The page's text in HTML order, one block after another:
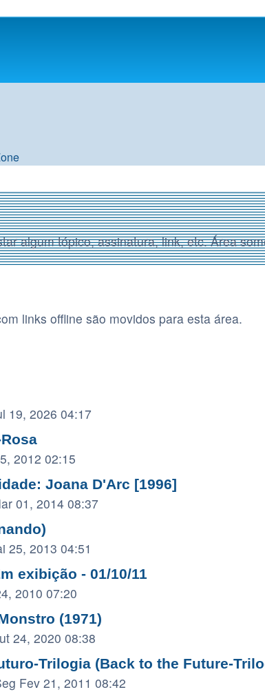
algum tópico, assinatura, link, etc. Área
links offline são movidos para esta área.
19, 2026 04:17
2012 02:15
Joana D'Arc [1996]
01, 2014 08:37
25, 2013 04:51
exibição - 01/10/11
2010 07:20
(1971)
24, 2020 08:38
Trilogia (Back to the Future-
Fev 21, 2011 08:42